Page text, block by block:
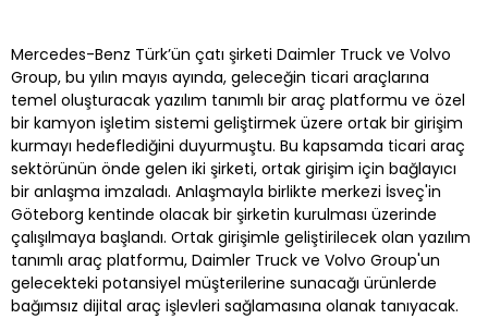
Mercedes-Benz Türk’ün çatı şirketi Daimler Truck ve Volvo
Group, bu yılın mayıs ayında, geleceğin ticari araçlarına
temel oluşturacak yazılım tanımlı bir araç platformu ve özel
bir kamyon işletim sistemi geliştirmek üzere ortak bir girişim
kurmayı hedeflediğini duyurmuştu. Bu kapsamda ticari araç
sektörünün önde gelen iki şirketi, ortak girişim için bağlayıcı
bir anlaşma imzaladı. Anlaşmayla birlikte merkezi İsveç'in
Göteborg kentinde olacak bir şirketin kurulması üzerinde
çalışılmaya başlandı. Ortak girişimle geliştirilecek olan yazılım
tanımlı araç platformu, Daimler Truck ve Volvo Group'un
gelecekteki potansiyel müşterilerine sunacağı ürünlerde
bağımsız dijital araç işlevleri sağlamasına olanak tanıyacak.